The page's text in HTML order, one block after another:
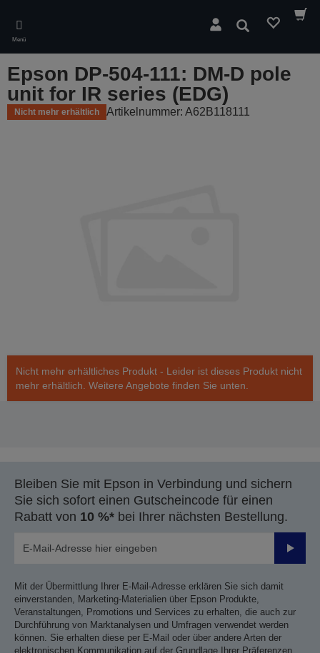
main
content
Menü
Suchen
Epson DP-504-111: DM-D pole
unit for IR series (EDG)
Nicht mehr erhältlich Artikelnummer: A62B118111
Nicht mehr erhältliches Produkt - Leider ist dieses Produkt nicht
mehr erhältlich. Weitere Angebote finden Sie unten.
Bleiben Sie mit Epson in Verbindung und sichern
Sie sich sofort einen Gutscheincode für einen
Rabatt von 10 %* bei Ihrer nächsten Bestellung.
Mit der Übermittlung Ihrer E-Mail-Adresse erklären Sie sich damit
einverstanden, Marketing-Materialien über Epson Produkte,
Veranstaltungen, Promotions und Services zu erhalten, die auch zur
Durchführung von Marktanalysen und Umfragen verwendet werden
können. Sie erhalten diese per E-Mail oder über andere Arten der
elektronischen Kommunikation auf der Grundlage Ihrer Präferenzen